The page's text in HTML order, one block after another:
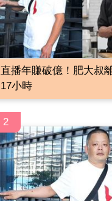
直播年賺破億！肥大叔
17小時
2